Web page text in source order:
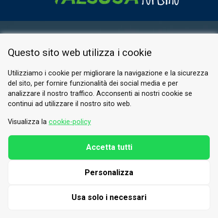
PRIVACY POLICY
© 2026 Valle di Susa
Tesori di Arte e Cultura Alpina
Tel.
E-mail.info@vallesusa-tesori.it
Questo sito web utilizza i cookie
Utilizziamo i cookie per migliorare la navigazione e la sicurezza
del sito, per fornire funzionalità dei social media e per
analizzare il nostro traffico. Acconsenti ai nostri cookie se
continui ad utilizzare il nostro sito web.
Visualizza la cookie-policy
Usa solo i necessari
Personalizza
Accetta tutti